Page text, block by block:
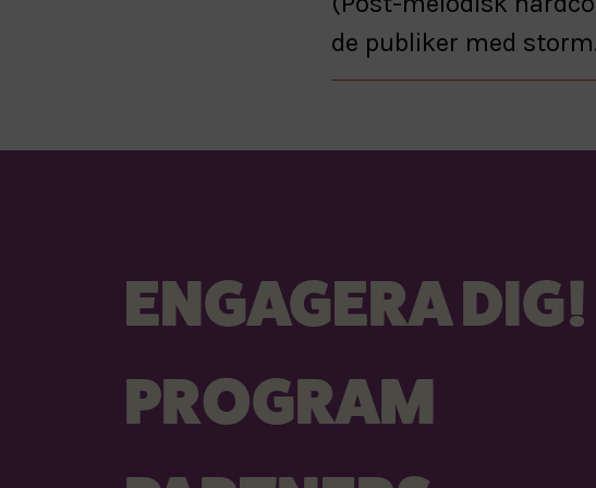
de publiker med
ENGAGERA DIG!
PROGRAM